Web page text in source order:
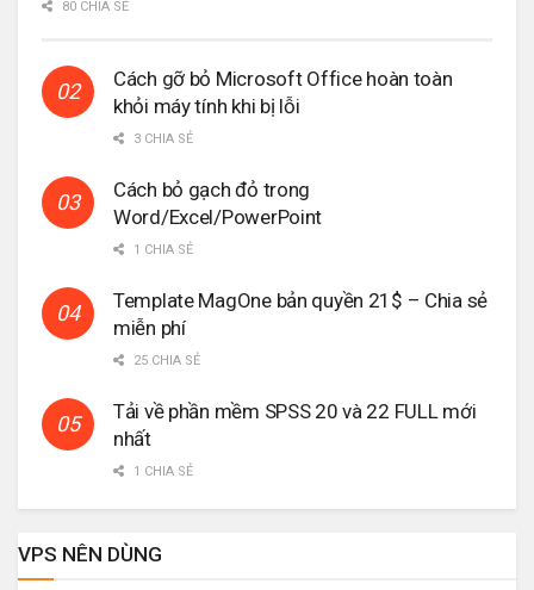
80 CHIA SẺ
Cách gỡ bỏ Microsoft Office hoàn toàn
khỏi máy tính khi bị lỗi
3 CHIA SẺ
Cách bỏ gạch đỏ trong
Word/Excel/PowerPoint
1 CHIA SẺ
Template MagOne bản quyền 21$ – Chia sẻ
miễn phí
25 CHIA SẺ
Tải về phần mềm SPSS 20 và 22 FULL mới
nhất
1 CHIA SẺ
VPS NÊN DÙNG